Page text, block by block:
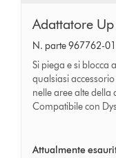
Adattatore
Up
top
ad
attacco
Adattatore
N. parte 967762-01
Si piega e si blocca
qualsiasi
nelle aree alte
Compatibile con
Attualmente